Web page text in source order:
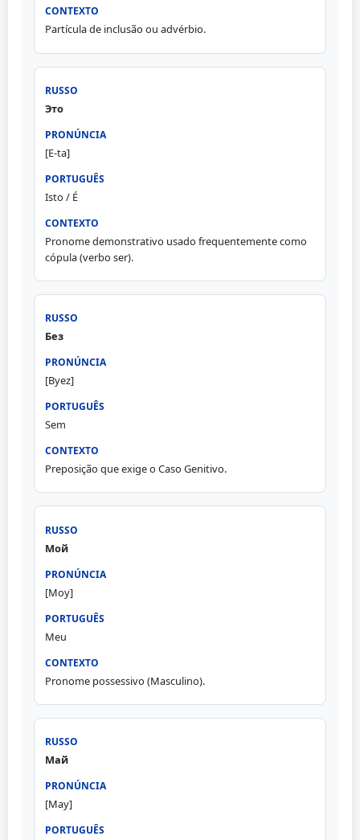
Partícula de inclusão ou advérbio.
Это
[E-ta]
Isto / É
Pronome demonstrativo usado frequentemente como
cópula (verbo ser).
Без
[Byez]
Sem
Preposição que exige o Caso Genitivo.
Мой
[Moy]
Meu
Pronome possessivo (Masculino).
Май
[May]